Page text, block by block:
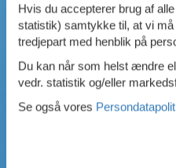
Internet
Parabol/kabel TV
Brændeovn
Opvaskemaskine
Vaskemaskine
Tørretumbler
Ikkeryger
Hvis du accepterer brug af
statistik) samtykke til, at vi
tredjepart med henblik på
Du kan når som helst ændre
vedr. statistik og/eller
Se også vores